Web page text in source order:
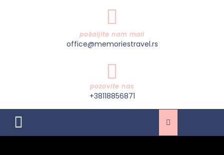
pošaljite nam mail
office@memoriestravel.rs
pozovite nas
+38118856871
Open